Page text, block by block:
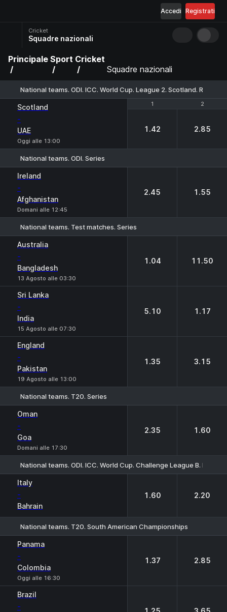
Registrati
Accedi
Cricket
Squadre nazionali
Principale Sport Cricket
Squadre nazionali
National teams. ODI. ICC. World Cup. League 2. Scotland.
1 2
Scotland
-
UAE
Oggi alle 13:00
1 2
1.42 2.85
National teams. ODI. Series
Ireland
-
Afghanistan
Domani alle 12:45
2.45 1.55
National teams. Test matches. Series
Australia
-
Bangladesh
13 Agosto alle 03:30
1.04 11.50
Sri Lanka
-
India
15 Agosto alle 07:30
5.10 1.17
England
-
Pakistan
19 Agosto alle 13:00
1.35 3.15
National teams. T20. Series
Oman
-
Goa
Domani alle 17:30
2.35 1.60
National teams. ODI. ICC. World Cup. Challenge League B. Hong
Italy
-
Bahrain
1.60 2.20
National teams. T20. South American Championships
Panama
-
Colombia
Oggi alle 16:30
1.37 2.85
Brazil
-